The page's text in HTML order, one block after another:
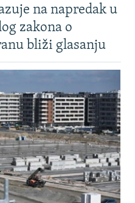
na napredak u
zakona o
bliži glasanju